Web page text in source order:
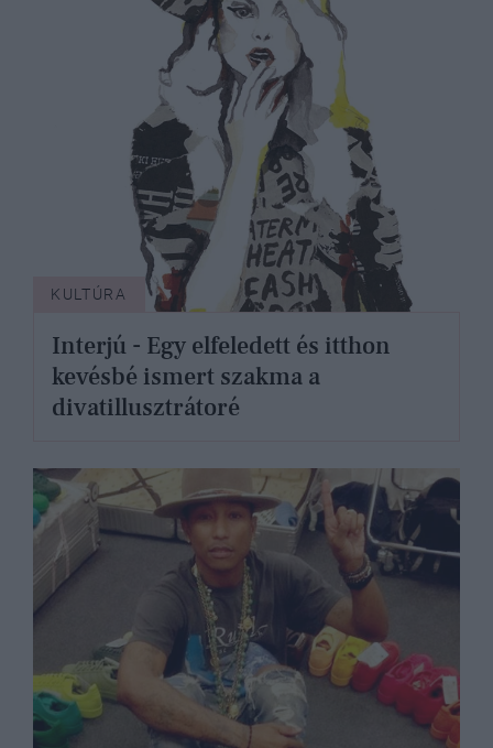
KULTÚRA
Interjú - Egy elfeledett és itthon
kevésbé ismert szakma a
divatillusztrátoré